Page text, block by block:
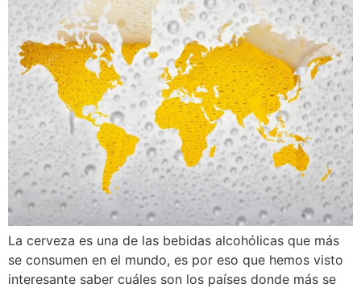
La cerveza es una de las bebidas alcohólicas que más
se consumen en el mundo, es por eso que hemos visto
interesante saber cuáles son los países donde más se